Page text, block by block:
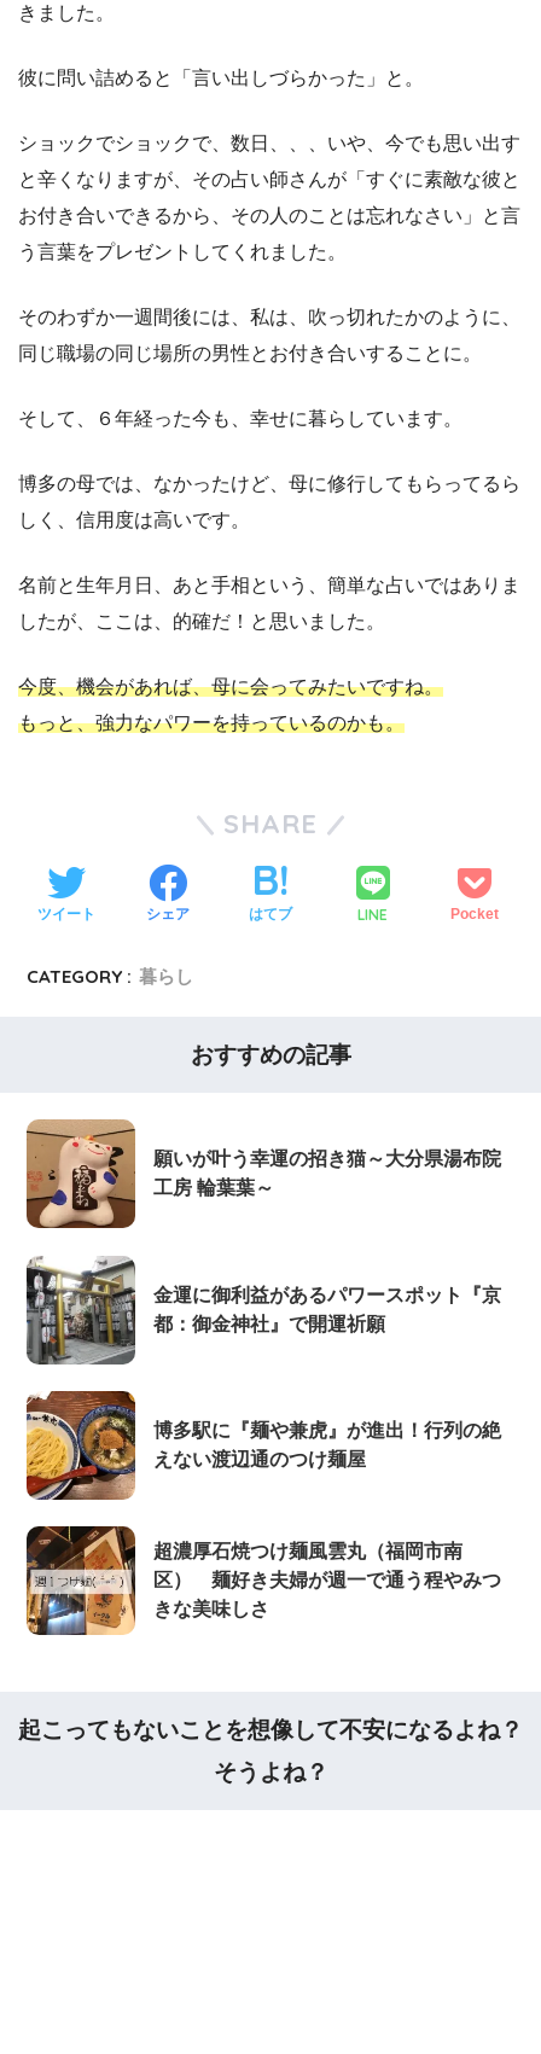
きました。
彼に問い詰めると「言い出しづらかった」と。
ショックでショックで、数日、、、いや、今でも思い出す
と辛くなりますが、その占い師さんが「すぐに素敵な彼と
お付き合いできるから、その人のことは忘れなさい」と言
う言葉をプレゼントしてくれました。
そのわずか一週間後には、私は、吹っ切れたかのように、
同じ職場の同じ場所の男性とお付き合いすることに。
そして、６年経った今も、幸せに暮らしています。
博多の母では、なかったけど、母に修行してもらってるら
しく、信用度は高いです。
名前と生年月日、あと手相という、簡単な占いではありま
したが、ここは、的確だ！と思いました。
今度、機会があれば、母に会ってみたいですね。
もっと、強力なパワーを持っているのかも。
SHARE
ツイート シェア はてブ LINE Pocket
CATEGORY : 暮らし
おすすめの記事
願いが叶う幸運の招き猫～大分県湯布院
工房 輪葉葉～
金運に御利益があるパワースポット『京
都：御金神社』で開運祈願
博多駅に『麺や兼虎』が進出！行列の絶
えない渡辺通のつけ麺屋
超濃厚石焼つけ麺風雲丸（福岡市南
区） 麺好き夫婦が週一で通う程やみつ
きな美味しさ
起こってもないことを想像して不安になるよね？
そうよね？